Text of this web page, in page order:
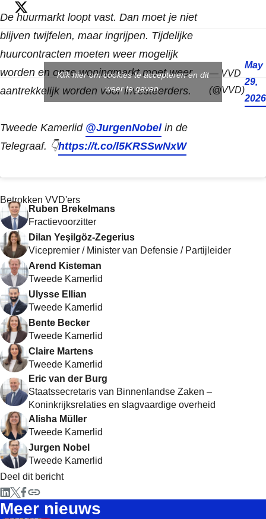
De huurmarkt loopt vast. Dan moet je niet
blijven twijfelen, maar ingrijpen. Tijdelijke
huurcontracten moeten weer mogelijk
worden en onze woningmarkt moet weer
aantrekkelijk worden voor investeerders.
Tweede Kamerlid @JurgenNobelin de
Telegraaf. 👇https://t.co/l5KRSSwNxW
— VVD
(@VVD)
May
29,
2026
Klik hier om cookies te accepteren en dit
weer te geven.
Betrokken VVD'ers
Ruben Brekelmans
Fractievoorzitter
Dilan Yeşilgöz-Zegerius
Vicepremier / Minister van Defensie / Partijleider
Arend Kisteman
Tweede Kamerlid
Ulysse Ellian
Tweede Kamerlid
Bente Becker
Tweede Kamerlid
Claire Martens
Tweede Kamerlid
Eric van der Burg
Staatssecretaris van Binnenlandse Zaken –
Koninkrijksrelaties en slagvaardige overheid
Alisha Müller
Tweede Kamerlid
Jurgen Nobel
Tweede Kamerlid
Deel dit bericht
Meer nieuws